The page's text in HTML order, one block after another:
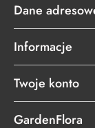
Dane
Informacje
Twoje konto
GardenFlora